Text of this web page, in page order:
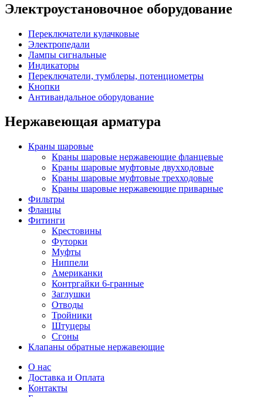
Электроустановочное оборудование
Переключатели кулачковые
Электропедали
Лампы сигнальные
Индикаторы
Переключатели, тумблеры, потенциометры
Кнопки
Антивандальное оборудование
Нержавеющая арматура
Краны шаровые
Краны шаровые нержавеющие фланцевые
Краны шаровые муфтовые двухходовые
Краны шаровые муфтовые трехходовые
Краны шаровые нержавеющие приварные
Фильтры
Фланцы
Фитинги
Крестовины
Футорки
Муфты
Ниппели
Американки
Контргайки 6-гранные
Заглушки
Отводы
Тройники
Штуцеры
Сгоны
Клапаны обратные нержавеющие
О нас
Доставка и Оплата
Контакты